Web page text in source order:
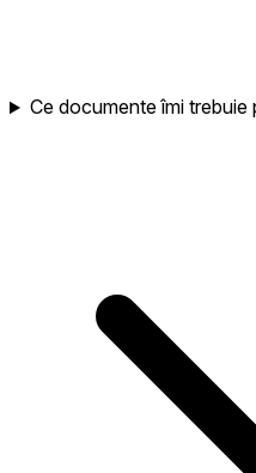
Ce documente îmi trebuie